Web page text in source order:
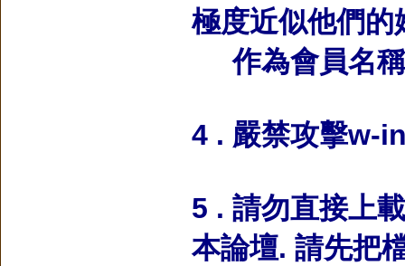
極度近似他們的
作為會員名稱
4 . 嚴禁攻擊w-
5 . 請勿直接上
本論壇. 請先把